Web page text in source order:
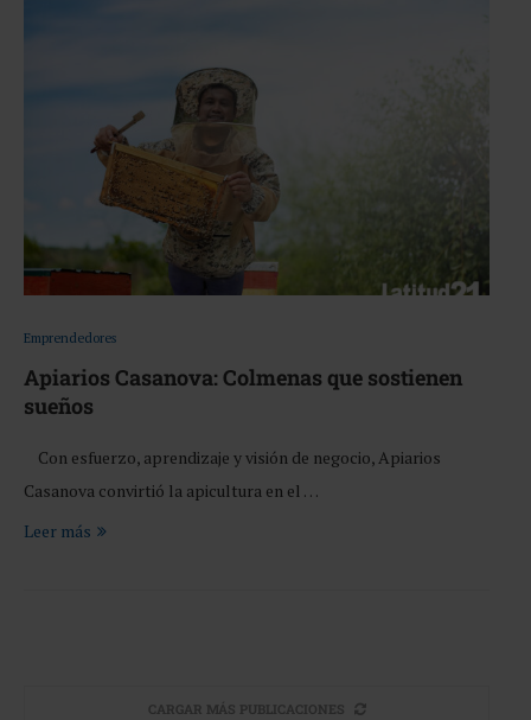
Emprendedores
Apiarios Casanova: Colmenas que sostienen
sueños
Con esfuerzo, aprendizaje y visión de negocio, Apiarios
Casanova convirtió la apicultura en el …
Leer más
CARGAR MÁS PUBLICACIONES